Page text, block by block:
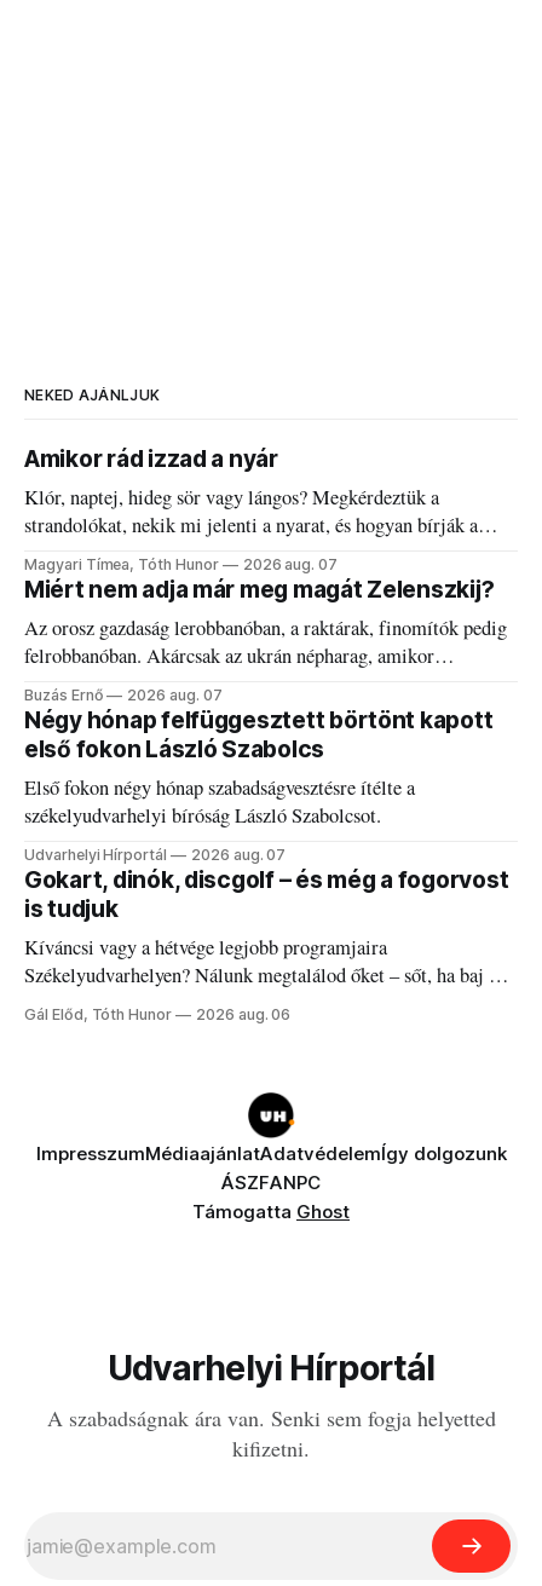
NEKED AJÁNLJUK
Amikor rád izzad a nyár
Klór, naptej, hideg sör vagy lángos? Megkérdeztük a
strandolókat, nekik mi jelenti a nyarat, és hogyan bírják a
kánikulát.
Magyari Tímea, Tóth Hunor 2026 aug. 07
Miért nem adja már meg magát Zelenszkij?
Az orosz gazdaság lerobbanóban, a raktárak, finomítók pedig
felrobbanóban. Akárcsak az ukrán népharag, amikor
elégedetlen vezetőivel.
Buzás Ernő 2026 aug. 07
Négy hónap felfüggesztett börtönt kapott
első fokon László Szabolcs
Első fokon négy hónap szabadságvesztésre ítélte a
székelyudvarhelyi bíróság László Szabolcsot.
Udvarhelyi Hírportál 2026 aug. 07
Gokart, dinók, discgolf – és még a fogorvost
is tudjuk
Kíváncsi vagy a hétvége legjobb programjaira
Székelyudvarhelyen? Nálunk megtalálod őket – sőt, ha baj van
a fogaddal, a fogorvosi ügyeletet is!
Gál Előd, Tóth Hunor 2026 aug. 06
ImpresszumMédiaajánlatAdatvédelemÍgy dolgozunk
ÁSZFANPC
Támogatta Ghost
Udvarhelyi Hírportál
A szabadságnak ára van. Senki sem fogja helyetted
kifizetni.